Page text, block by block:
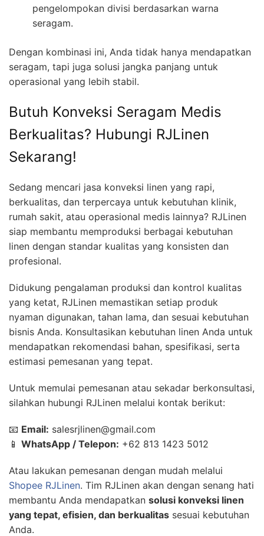
pengelompokan divisi berdasarkan warna
seragam.
Dengan kombinasi ini, Anda tidak hanya mendapatkan
seragam, tapi juga solusi jangka panjang untuk
operasional yang lebih stabil.
Butuh Konveksi Seragam Medis
Berkualitas? Hubungi RJLinen
Sekarang!
Sedang mencari jasa konveksi linen yang rapi,
berkualitas, dan terpercaya untuk kebutuhan klinik,
rumah sakit, atau operasional medis lainnya? RJLinen
siap membantu memproduksi berbagai kebutuhan
linen dengan standar kualitas yang konsisten dan
profesional.
Didukung pengalaman produksi dan kontrol kualitas
yang ketat, RJLinen memastikan setiap produk
nyaman digunakan, tahan lama, dan sesuai kebutuhan
bisnis Anda. Konsultasikan kebutuhan linen Anda untuk
mendapatkan rekomendasi bahan, spesifikasi, serta
estimasi pemesanan yang tepat.
Untuk memulai pemesanan atau sekadar berkonsultasi,
silahkan hubungi RJLinen melalui kontak berikut:
📧 Email: salesrjlinen@gmail.com
📱 WhatsApp / Telepon: +62 813 1423 5012
Atau lakukan pemesanan dengan mudah melalui
Shopee RJLinen. Tim RJLinen akan dengan senang hati
membantu Anda mendapatkan solusi konveksi linen
yang tepat, efisien, dan berkualitas sesuai kebutuhan
Anda.